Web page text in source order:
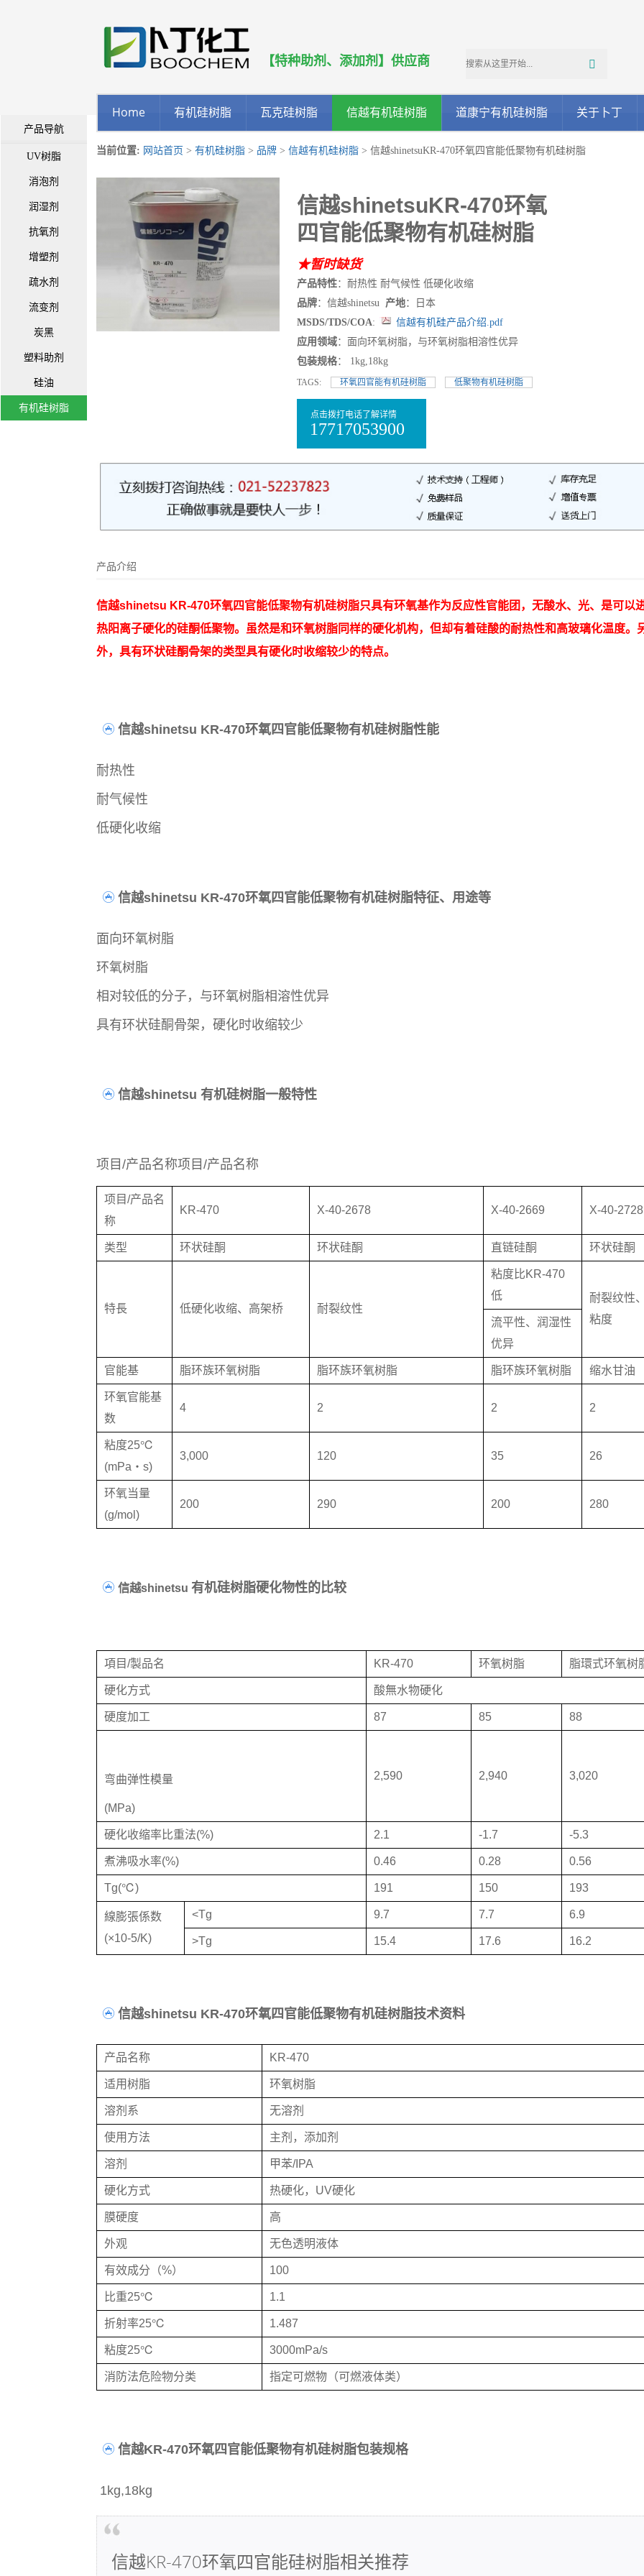
【特种助剂、添加剂】供应商
Home 有机硅树脂 瓦克硅树脂 信越有机硅树脂 道康宁有机硅树脂 关于卜丁
当前位置: 网站首页 >有机硅树脂 > 品牌 >信越有机硅树脂 > 信越shinetsuKR-470环氧四官能低聚物有机硅树脂
信越shinetsuKR-470环氧
四官能低聚物有机硅树脂
★暂时缺货
产品特性：耐热性 耐气候性 低硬化收缩
品牌：信越shinetsu 产地：日本
MSDS/TDS/COA:
信越有机硅产品介绍.pdf
应用领域：面向环氧树脂，与环氧树脂相溶性优异
包装规格： 1kg,18kg
TAGS: 环氧四官能有机硅树脂 低聚物有机硅树脂
点击拨打电话了解详情
17717053900
产品介绍
信越shinetsu KR-470环氧四官能低聚物有机硅树脂只具有环氧基作为反应性官能团，无酸水、光、是可以
热阳离子硬化的硅酮低聚物。虽然是和环氧树脂同样的硬化机构，但却有着硅酸的耐热性和高玻璃化温度。
外，具有环状硅酮骨架的类型具有硬化时收缩较少的特点。
信越shinetsu KR-470环氧四官能低聚物有机硅树脂性能
耐热性
耐气候性
低硬化收缩
信越shinetsu KR-470环氧四官能低聚物有机硅树脂特征、用途等
面向环氧树脂
环氧树脂
相对较低的分子，与环氧树脂相溶性优异
具有环状硅酮骨架，硬化时收缩较少
信越shinetsu 有机硅树脂一般特性
项目/产品名称项目/产品名称
项目/产品名
称
KR-470 X-40-2678 X-40-2669 X-40-2728
类型 环状硅酮 环状硅酮 直链硅酮 环状硅酮
特長 低硬化收缩、高架桥 耐裂纹性
粘度比KR-470
低
耐裂纹性
粘度
流平性、润湿性
优异
官能基 脂环族环氧树脂 脂环族环氧树脂 脂环族环氧树脂 缩水甘油
环氧官能基
数
4 2 2 2
粘度25℃
(mPa・s)
3,000 120 35 26
环氧当量
(g/mol)
200 290 200 280
信越shinetsu有机硅树脂硬化物性的比较
項目/製品名 KR-470 环氧树脂 脂環式环氧树
硬化方式 酸無水物硬化
硬度加工 87 85 88
弯曲弹性模量
(MPa)
2,590 2,940 3,020
硬化收缩率比重法(%) 2.1 -1.7 -5.3
煮沸吸水率(%) 0.46 0.28 0.56
Tg(℃) 191 150 193
線膨張係数
(×10-5/K)
<Tg 9.7 7.7 6.9
>Tg 15.4 17.6 16.2
信越shinetsu KR-470环氧四官能低聚物有机硅树脂技术资料
产品名称 KR-470
适用树脂 环氧树脂
溶剂系 无溶剂
使用方法 主剂，添加剂
溶剂 甲苯/IPA
硬化方式 热硬化，UV硬化
膜硬度 高
外观 无色透明液体
有效成分（%） 100
比重25℃ 1.1
折射率25℃ 1.487
粘度25℃ 3000mPa/s
消防法危险物分类 指定可燃物（可燃液体类）
信越KR-470环氧四官能低聚物有机硅树脂包装规格
1kg,18kg
信越KR-470环氧四官能硅树脂相关推荐
产品导航
UV树脂
消泡剂
润湿剂
抗氧剂
增塑剂
疏水剂
流变剂
炭黑
塑料助剂
硅油
有机硅树脂